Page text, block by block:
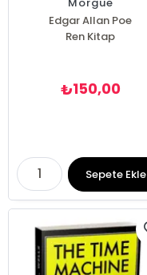
Edgar Allan Poe
Ren Kitap
₺150,00
Sepete Ekle